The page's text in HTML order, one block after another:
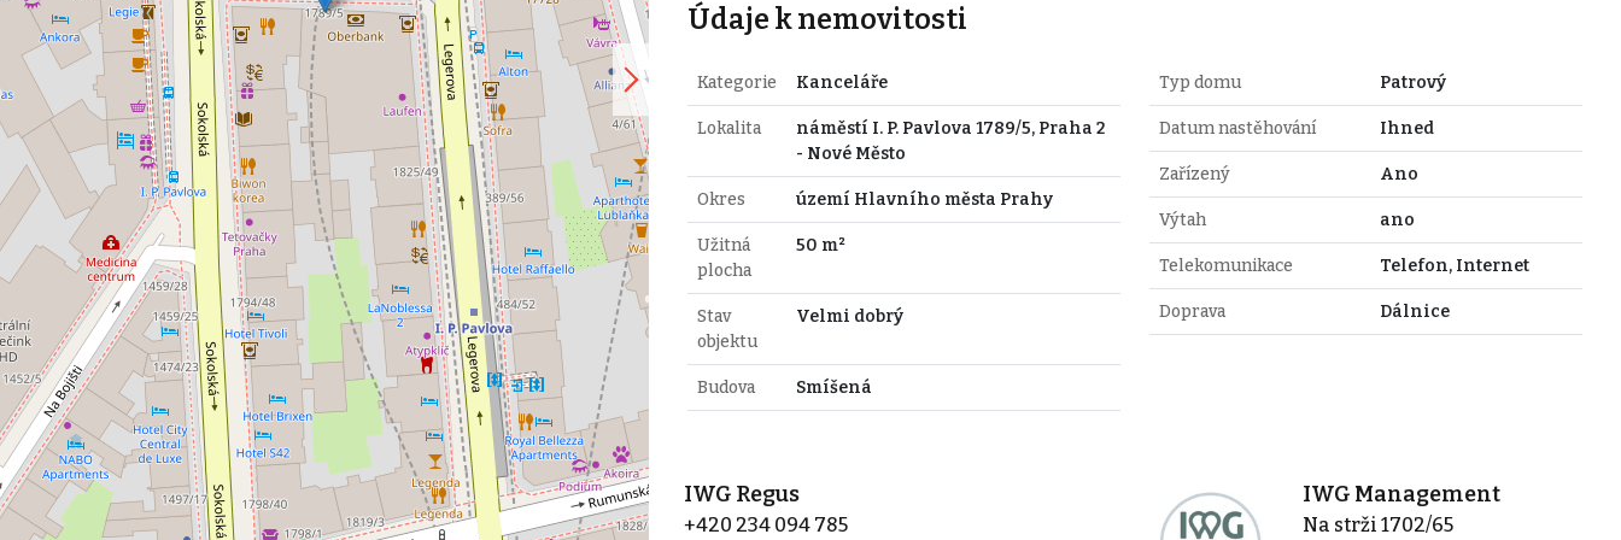
Údaje k nemovitosti
Kategorie Kanceláře
Lokalita
náměstí I. P. Pavlova 1789/5, Praha 2
- Nové Město
Okres území Hlavního města Prahy
Užitná
plocha
50 m²
Stav
objektu
Velmi dobrý
Budova Smíšená
Typ domu Patrový
Datum nastěhování Ihned
Zařízený Ano
Výtah ano
Telekomunikace Telefon, Internet
Doprava Dálnice
IWG Regus
+420 234 094 785
IWG Management
Na strži 1702/65